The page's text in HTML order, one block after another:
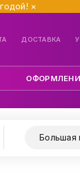
×
ДОСТАВКА
Большая